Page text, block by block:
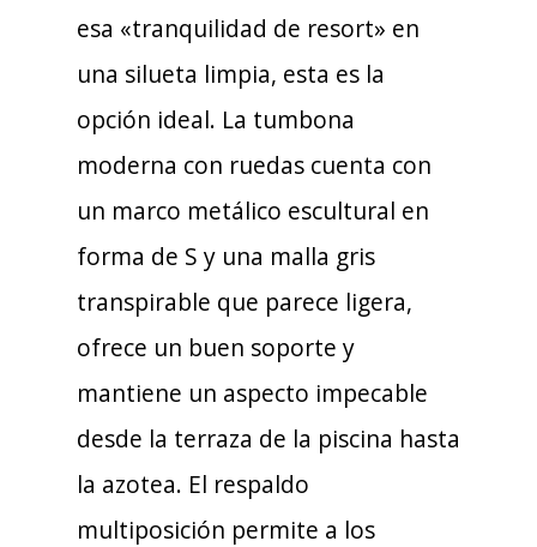
esa «tranquilidad de resort» en
una silueta limpia, esta es la
opción ideal. La tumbona
moderna con ruedas cuenta con
un marco metálico escultural en
forma de S y una malla gris
transpirable que parece ligera,
ofrece un buen soporte y
mantiene un aspecto impecable
desde la terraza de la piscina hasta
la azotea. El respaldo
multiposición permite a los